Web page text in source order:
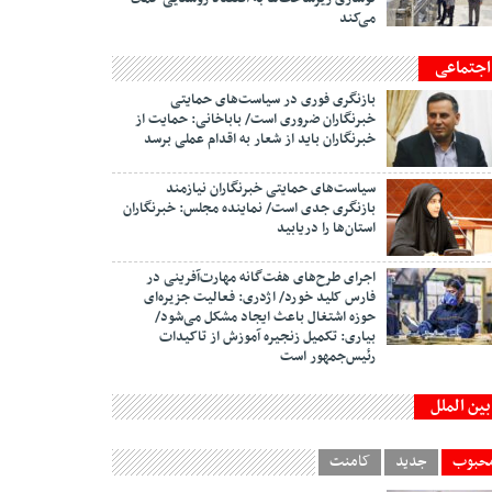
می‌کند
اجتماعی
بازنگری فوری در سیاست‌های حمایتی
خبرنگاران ضروری است/ باباخانی: حمایت از
خبرنگاران باید از شعار به اقدام عملی برسد
سیاست‌های حمایتی خبرنگاران نیازمند
بازنگری جدی است/ نماینده مجلس: خبرنگاران
استان‌ها را دریابید
اجرای طرح‌های هفت‌گانه مهارت‌آفرینی در
فارس کلید خورد/ اژدری: فعالیت جزیره‌‌ای
حوزه اشتغال باعث ایجاد مشکل می‌شود/
بیاری: تکمیل زنجیره آموزش از تاکیدات
رئیس‌جمهور است
بین الملل
جدید کامنت